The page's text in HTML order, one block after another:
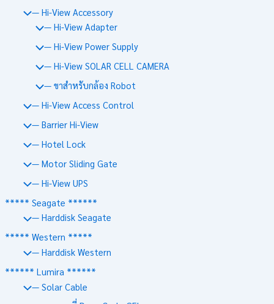
— Hi-View Accessory
— Hi-View Adapter
— Hi-View Power Supply
— Hi-View SOLAR CELL CAMERA
— ขาสำหรับกล้อง Robot
— Hi-View Access Control
— Barrier Hi-View
— Hotel Lock
— Motor Sliding Gate
— Hi-View UPS
***** Seagate ******
— Harddisk Seagate
***** Western *****
— Harddisk Western
****** Lumira ******
— Solar Cable